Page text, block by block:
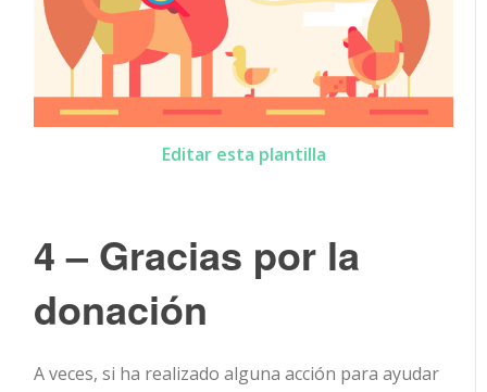
Editar esta plantilla
4 – Gracias por la
donación
A veces, si ha realizado alguna acción para ayudar